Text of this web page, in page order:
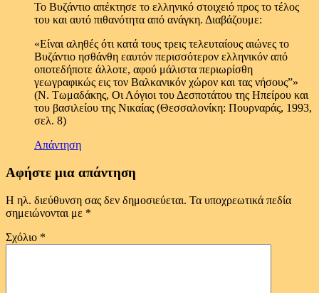
Το Βυζάντιο απέκτησε το ελληνικό στοιχειό προς το τέλος
του και αυτό πιθανότητα από ανάγκη. Διαβάζουμε:
«Είναι αληθές ότι κατά τους τρεις τελευταίους αιώνες το
Βυζάντιο ησθάνθη εαυτόν περισσότερον ελληνικόν από
οποτεδήποτε άλλοτε, αφού μάλιστα περιωρίσθη
γεωγραφικώς εις τον Βαλκανικόν χώρον και τας νήσους”»
(Ν. Τωμαδάκης, Οι Λόγιοι του Δεσποτάτου της Ηπείρου και
του βασιλείου της Νικαίας (Θεσσαλονίκη: Πουρναράς, 1993,
σελ. 8)
Απάντηση
Αφήστε μια απάντηση
Η ηλ. διεύθυνση σας δεν δημοσιεύεται. Τα υποχρεωτικά πεδία
σημειώνονται με *
Σχόλιο *